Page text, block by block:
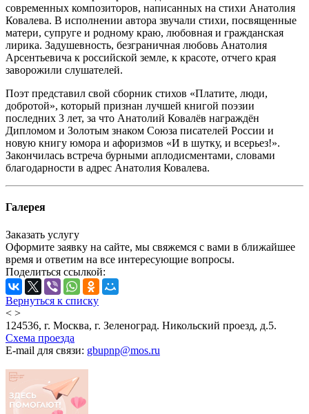
современных композиторов, написанных на стихи Анатолия
Ковалева. В исполнении автора звучали стихи, посвященные
матери, супруге и родному краю, любовная и гражданская
лирика. Задушевность, безграничная любовь Анатолия
Арсентьевича к российской земле, к красоте, отчего края
заворожили слушателей.
Поэт представил свой сборник стихов «Платите, люди,
добротой», который признан лучшей книгой поэзии
последних 3 лет, за что Анатолий Ковалёв награждён
Дипломом и Золотым знаком Союза писателей России и
новую книгу юмора и афоризмов «И в шутку, и всерьез!».
Закончилась встреча бурными аплодисментами, словами
благодарности в адрес Анатолия Ковалева.
Галерея
Заказать услугу
Оформите заявку на сайте, мы свяжемся с вами в ближайшее
время и ответим на все интересующие вопросы.
Поделиться ссылкой:
Вернуться к списку
< >
124536, г. Москва, г. Зеленоград. Никольский проезд, д.5.
Схема проезда
E-mail для связи: gbupnp@mos.ru